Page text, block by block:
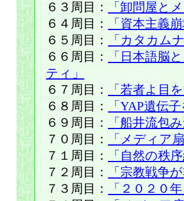
６３周目：
「卸問屋と
６４周目：
「資本主義
６５周目：
「カタカム
６６周目：
「日本語脳
ティ」
６７周目：
「若者よ目
６８周目：
「YAP遺伝
６９周目：
「船井流包
７０周目：
「メディア
７１周目：
「自然の秩
７２周目：
「宗教戦争
７３周目：
「２０２０